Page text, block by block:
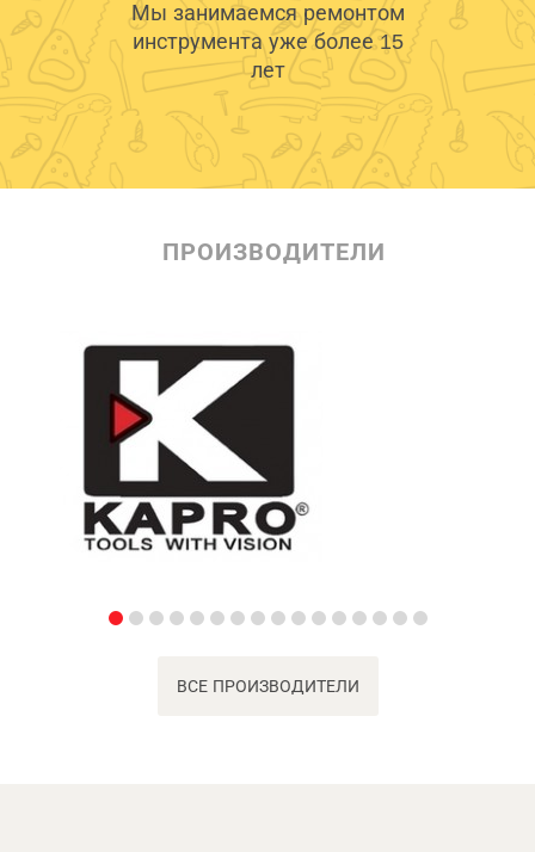
Мы занимаемся ремонтом
инструмента уже более 15
лет
ПРОИЗВОДИТЕЛИ
ВСЕ ПРОИЗВОДИТЕЛИ